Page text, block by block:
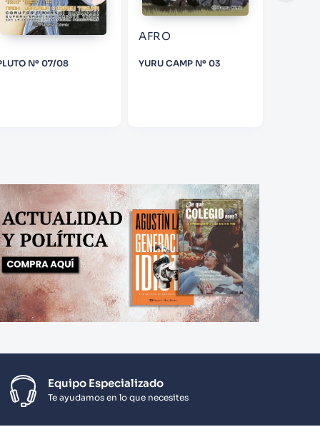
Nº 07/08
AFRO
YURU CAMP Nº 03
Equipo Especializado
Te ayudamos en lo que necesites